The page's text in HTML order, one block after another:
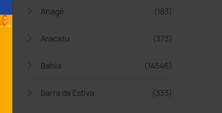
Anagé (183)
Aracatu (373)
Bahia (14546)
Barra da Estiva (333)